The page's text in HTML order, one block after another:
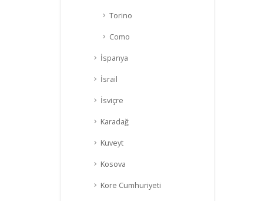
Torino
Como
İspanya
İsrail
İsviçre
Karadağ
Kuveyt
Kosova
Kore Cumhuriyeti